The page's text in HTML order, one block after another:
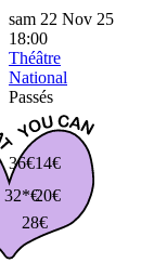
sam 22 Nov 25
18:00
Théâtre
National
Passés
36€
32*€
28€
20€
14€